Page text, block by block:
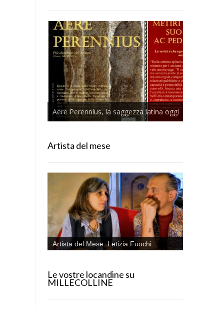
Aere Perennius, la saggezza latina oggi
Artista del mese
Artista del Mese: Letizia Fuochi
Le vostre locandine su
MILLECOLLINE